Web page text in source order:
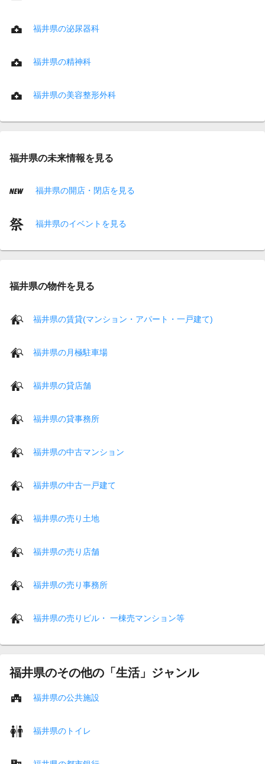
福井県の泌尿器科
福井県の精神科
福井県の美容整形外科
福井県の未来情報を見る
福井県の開店・閉店を見る
福井県のイベントを見る
福井県の物件を見る
福井県の賃貸(マンション・アパート・一戸建て)
福井県の月極駐車場
福井県の貸店舗
福井県の貸事務所
福井県の中古マンション
福井県の中古一戸建て
福井県の売り土地
福井県の売り店舗
福井県の売り事務所
福井県の売りビル・ 一棟売マンション等
福井県のその他の「生活」ジャンル
福井県の公共施設
福井県のトイレ